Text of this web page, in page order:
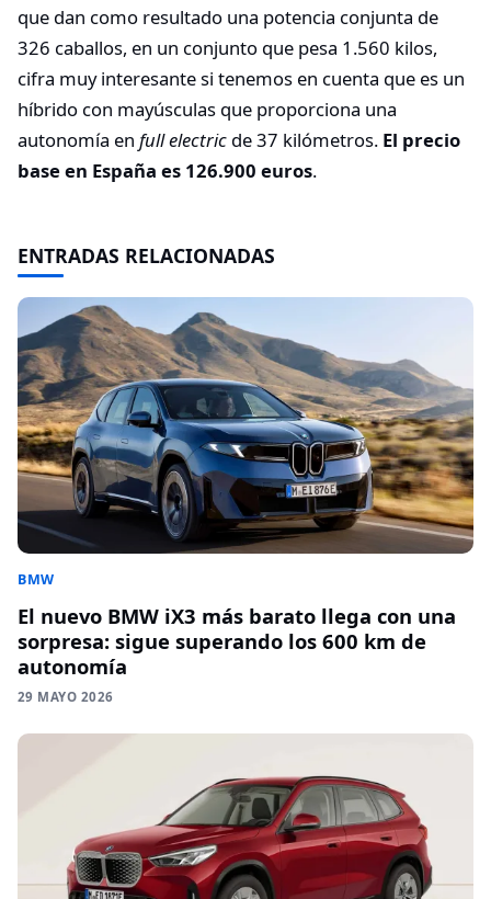
que dan como resultado una potencia conjunta de
326 caballos, en un conjunto que pesa 1.560 kilos,
cifra muy interesante si tenemos en cuenta que es un
híbrido con mayúsculas que proporciona una
autonomía en full electric de 37 kilómetros. El precio
base en España es 126.900 euros.
ENTRADAS RELACIONADAS
BMW
El nuevo BMW iX3 más barato llega con una
sorpresa: sigue superando los 600 km de
autonomía
29 MAYO 2026